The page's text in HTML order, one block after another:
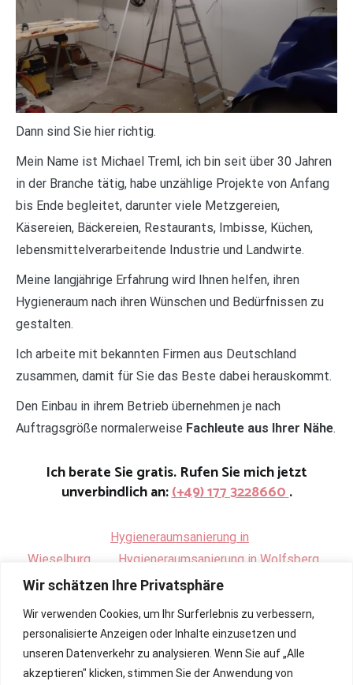
Wir schätzen Ihre Privatsphäre
Wir verwenden Cookies, um Ihr Surferlebnis zu verbessern,
personalisierte Anzeigen oder Inhalte einzusetzen und
unseren Datenverkehr zu analysieren. Wenn Sie auf „Alle
akzeptieren" klicken, stimmen Sie der Anwendung von
Dann sind Sie hier richtig.
Mein Name ist Michael Treml, ich bin seit über 30 Jahren
in der Branche tätig, habe unzählige Projekte von Anfang
bis Ende begleitet, darunter viele Metzgereien,
Käsereien, Bäckereien, Restaurants, Imbisse, Küchen,
lebensmittelverarbeitende Industrie und Landwirte.
Meine langjährige Erfahrung wird Ihnen helfen, ihren
Hygieneraum nach ihren Wünschen und Bedürfnissen zu
gestalten.
Ich arbeite mit bekannten Firmen aus Deutschland
zusammen, damit für Sie das Beste dabei herauskommt.
Den Einbau in ihrem Betrieb übernehmen je nach
Auftragsgröße normalerweise Fachleute aus Ihrer Nähe.
Ich berate Sie gratis. Rufen Sie mich jetzt
unverbindlich an:(+49) 177 3228660.
Hygieneraumsanierung in
Wieselburg
Hygieneraumsanierung in Wolfsberg